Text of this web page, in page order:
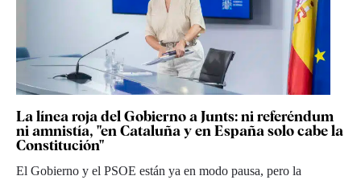
La línea roja del Gobierno a Junts: ni referéndum
ni amnistía, "en Cataluña y en España solo cabe la
Constitución"
El Gobierno y el PSOE están ya en modo pausa, pero la